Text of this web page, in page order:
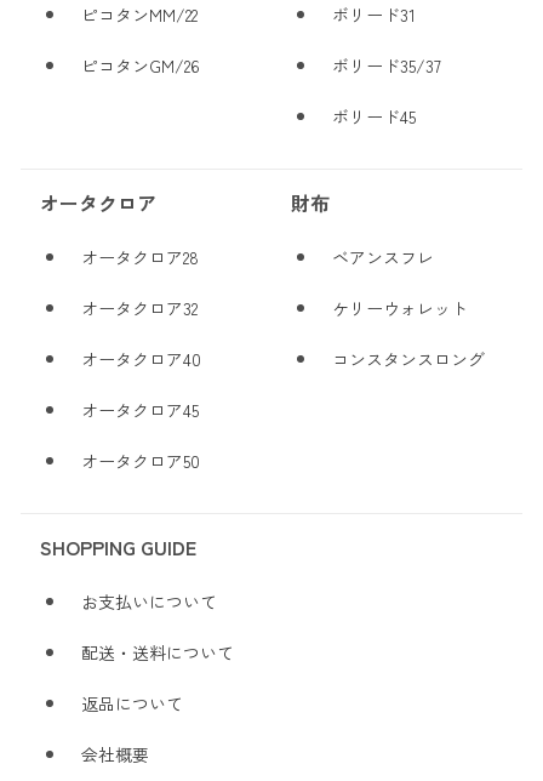
ピコタンMM/22
ピコタンGM/26
ボリード31
ボリード35/37
ボリード45
オータクロア
オータクロア28
オータクロア32
オータクロア40
オータクロア45
オータクロア50
財布
ベアンスフレ
ケリーウォレット
コンスタンスロング
SHOPPING GUIDE
お支払いについて
配送・送料について
返品について
会社概要